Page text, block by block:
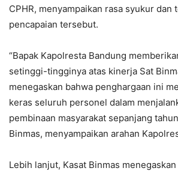
CPHR, menyampaikan rasa syukur dan
pencapaian tersebut.
“Bapak Kapolresta Bandung
setinggi-tingginya atas kinerja Sat
menegaskan bahwa penghargaan ini
keras seluruh personel dalam
pembinaan masyarakat sepanjang
Binmas, menyampaikan arahan
Lebih lanjut, Kasat Binmas